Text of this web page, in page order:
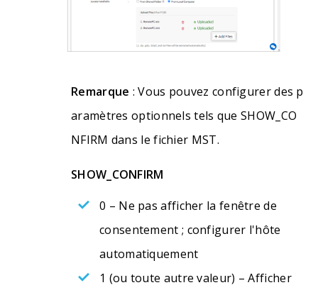
Remarque : Vous pouvez configurer des p
aramètres optionnels tels que SHOW_CO
NFIRM dans le fichier MST.
SHOW_CONFIRM
0 – Ne pas afficher la fenêtre de
consentement ; configurer l'hôte
automatiquement
1 (ou toute autre valeur) – Afficher